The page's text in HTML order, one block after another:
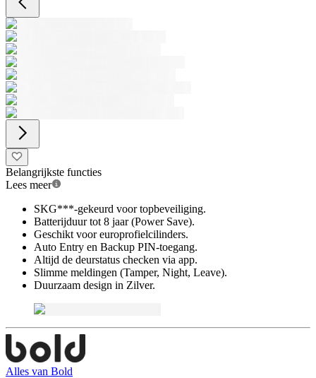
Belangrijkste functies
Lees meer
SKG***-gekeurd voor topbeveiliging.
Batterijduur tot 8 jaar (Power Save).
Geschikt voor europrofielcilinders.
Auto Entry en Backup PIN-toegang.
Altijd de deurstatus checken via app.
Slimme meldingen (Tamper, Night, Leave).
Duurzaam design in Zilver.
Alles van Bold